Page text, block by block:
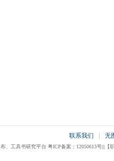
联系我们 无
、工具书研究平台 粤ICP备案：12050613号|||【